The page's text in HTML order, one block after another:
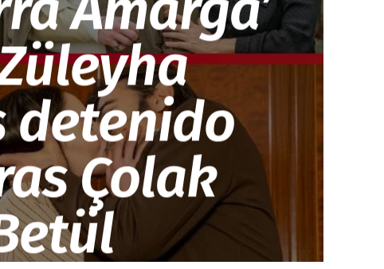
detenido
Çolak